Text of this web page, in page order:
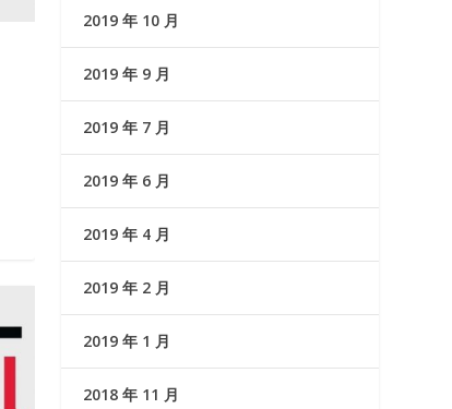
2019 年 10 月
2019 年 9 月
2019 年 7 月
2019 年 6 月
2019 年 4 月
2019 年 2 月
2019 年 1 月
2018 年 11 月